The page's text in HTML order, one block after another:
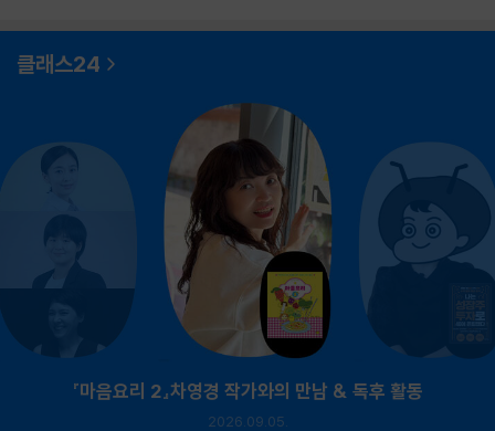
클래스24
『마음요리 2』차영경 작가와의 만남 & 독후 활동
2026.09.05.